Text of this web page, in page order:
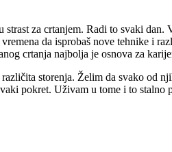
za crtanjem. Radi to svaki
da isprobaš nove tehnike i
crtanja najbolja je osnova za
storenja. Želim da svako od
pokret. Uživam u tome i to stalno